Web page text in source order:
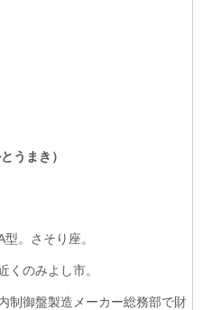
うまき）
。さそり座。
くのみよし市。
制御盤製造メーカー総務部で財